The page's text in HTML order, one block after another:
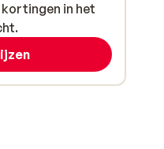
kortingen in het